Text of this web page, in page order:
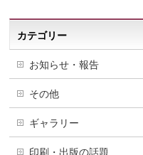
カテゴリー
お知らせ・報告
その他
ギャラリー
印刷・出版の話題